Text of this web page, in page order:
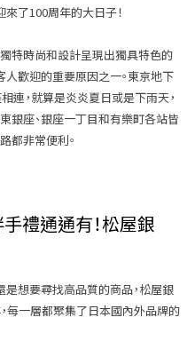
來了100周年的大日子！
特時尚和設計呈現出獨具特色的
人歡迎的重要原因之一。東京地下
連，就算是炎炎夏日或是下雨天，
銀座、銀座一丁目和有樂町各站皆
都非常便利。
手禮通通有！松屋銀
是想要尋找高品質的商品，松屋銀
每一層都聚集了日本國內外品牌的